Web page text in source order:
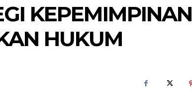
KEPEMIMPINAN
HUKUM